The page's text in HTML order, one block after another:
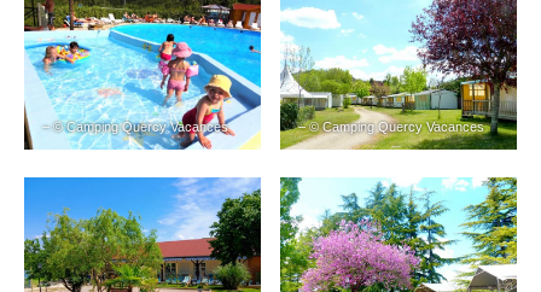
– © Camping Quercy Vacances – © Camping Quercy Vacances